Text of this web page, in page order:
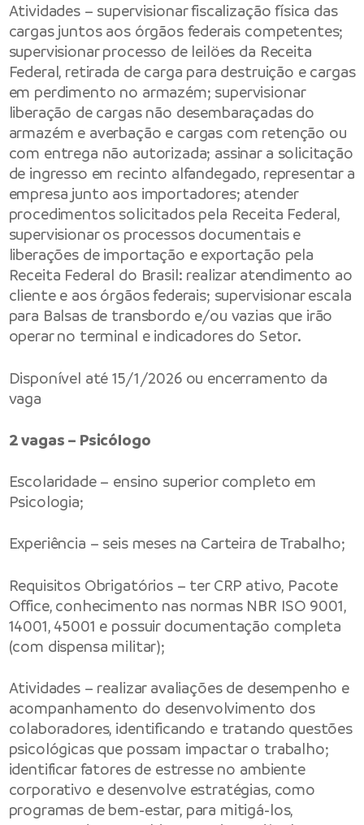
Atividades – supervisionar fiscalização física das
cargas juntos aos órgãos federais competentes;
supervisionar processo de leilöes da Receita
Federal, retirada de carga para destruição e cargas
em perdimento no armazém; supervisionar
liberação de cargas não desembaraçadas do
armazém e averbação e cargas com retenção ou
com entrega não autorizada; assinar a solicitação
de ingresso em recinto alfandegado, representar a
empresa junto aos importadores; atender
procedimentos solicitados pela Receita Federal,
supervisionar os processos documentais e
liberações de importação e exportação pela
Receita Federal do Brasil: realizar atendimento ao
cliente e aos órgãos federais; supervisionar escala
para Balsas de transbordo e/ou vazias que irão
operar no terminal e indicadores do Setor.
Disponível até 15/1/2026 ou encerramento da
vaga
2 vagas – Psicólogo
Escolaridade – ensino superior completo em
Psicologia;
Experiência – seis meses na Carteira de Trabalho;
Requisitos Obrigatórios – ter CRP ativo, Pacote
Office, conhecimento nas normas NBR ISO 9001,
14001, 45001 e possuir documentação completa
(com dispensa militar);
Atividades – realizar avaliações de desempenho e
acompanhamento do desenvolvimento dos
colaboradores, identificando e tratando questões
psicológicas que possam impactar o trabalho;
identificar fatores de estresse no ambiente
corporativo e desenvolve estratégias, como
programas de bem-estar, para mitigá-los,